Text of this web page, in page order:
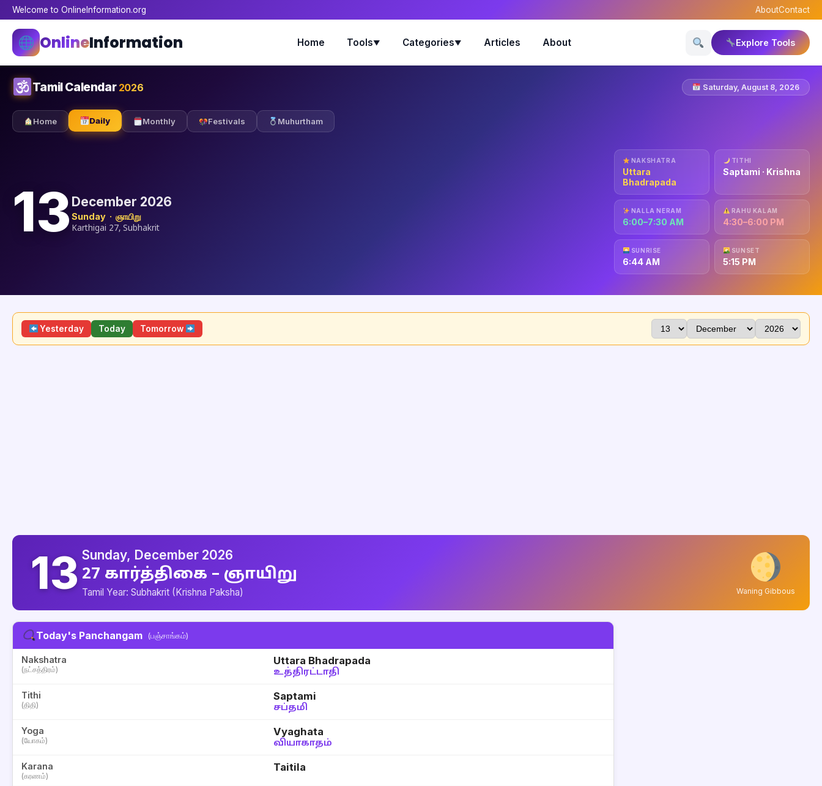
Welcome to OnlineInformation.org AboutContact
OnlineInformation Home Tools▼ Categories▼ Articles About Explore Tools
Tamil Calendar 2026 Saturday, August 8, 2026
Home Daily Monthly Festivals Muhurtham
13 December 2026
Sunday · ஞாயிறு
Karthigai 27, Subhakrit
NAKSHATRA
Uttara
Bhadrapada
TITHI
Saptami · Krishna
NALLA NERAM
6:00–7:30 AM
RAHU KALAM
4:30–6:00 PM
SUNRISE
6:44 AM
SUNSET
5:15 PM
Yesterday Today Tomorrow
13 Sunday, December 2026
27 கார்த்திகை – ஞாயிறு
Tamil Year: Subhakrit (Krishna Paksha) Waning Gibbous
Today's Panchangam (பஞ்சாங்கம்)
Nakshatra
(நட்சத்திரம்)
Uttara Bhadrapada
உத்திரட்டாதி
Tithi
(திதி)
Saptami
சப்தமி
Yoga
(யோகம்)
Vyaghata
வியாகாதம்
Karana
(கரணம்)
Taitila